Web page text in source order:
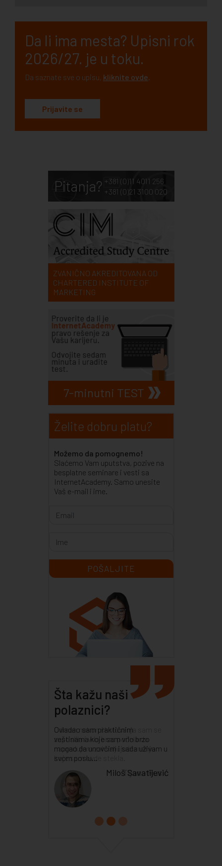
Pitanja? +381 (0)11 4011 256
+381 (0)21 3100 020
ZVANIČNO AKREDITOVANA OD
CHARTERED INSTITUTE OF
MARKETING
7-minutni TEST
Želite dobru platu?
Možemo da pomognemo!
Slaćemo Vam uputstva, pozive na
besplatne seminare i vesti sa
InternetAcademy. Samo unesite
Vaš e-mail i ime.
Šta kažu naši
polaznici?
Odmah nakon školovanja sam se
zaposlila i vrlo brzo počela da
napredujem zahvaljujući znanju
koje sam ovde stekla.
Tijana Rusić
Da li ima mesta? Upisni rok
2026/27. je u toku.
Da saznate sve o upisu, kliknite ovde
Prijavite se